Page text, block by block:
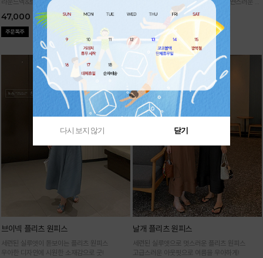
47,000
형 커버 허리 전체 밴딩으로 편안한 착용감
29,000
브이넥 플리츠 원피스
세련된 실루엣이 돋보이는 플리츠 원피스
우아한 디자인에 시원한 소재감으로 굿!
날개 플리츠 원피스
세련된 실루엣으로 멋스러운 플리츠 원피스
고급스러운 아웃핏으로 여름을 우아하게!
다시 보지 않기 닫기